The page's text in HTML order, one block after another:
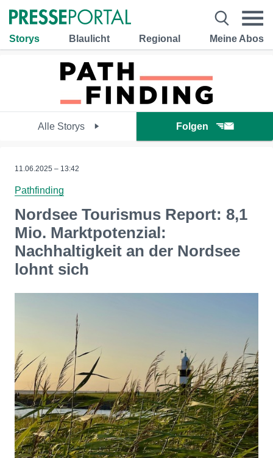
Storys Blaulicht Regional Meine Abos
Alle Storys Folgen
11.06.2025 – 13:42
Pathfinding
Nordsee Tourismus Report: 8,1
Mio. Marktpotenzial:
Nachhaltigkeit an der Nordsee
lohnt sich